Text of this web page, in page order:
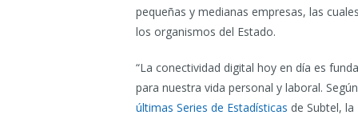
pequeñas y medianas empresas, las
los organismos del Estado.
“La conectividad digital hoy en día es
para nuestra vida personal y laboral.
últimas Series de Estadísticas de Subtel, la